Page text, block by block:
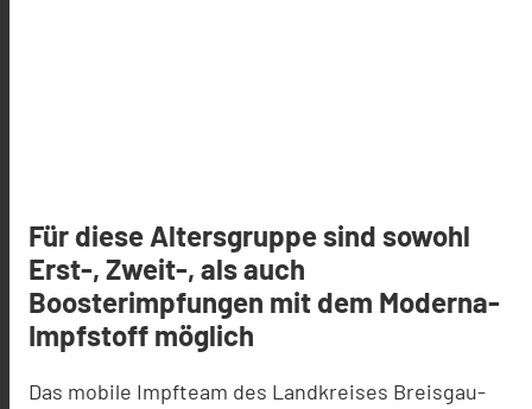
Für diese Altersgruppe sind sowohl
Erst-, Zweit-, als auch
Boosterimpfungen mit dem Moderna-
Impfstoff möglich
Das mobile Impfteam des Landkreises Breisgau-